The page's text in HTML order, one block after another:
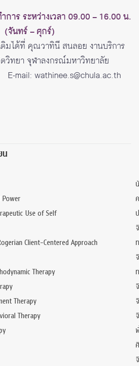
การ ระหว่างเวลา 09.00 – 16.00 น.
(จันทร์ – ศุกร์)
มได้ที่ คุณวาทินี สนลอย งานบริการ
วิทยา จุฬาลงกรณ์มหาวิทยาลัย
E-mail: wathinee.s@chula.ac.th
น
Power
Use of Self
Client-Centered Approach
Therapy
Therapy
Therapy